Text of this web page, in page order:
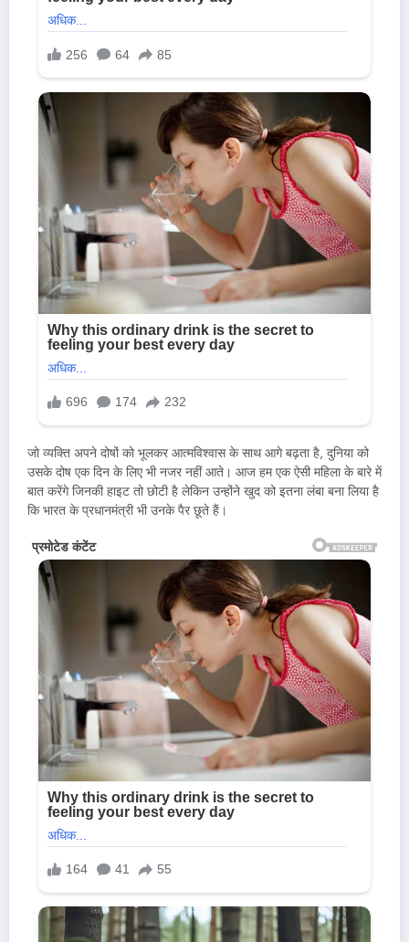
जो व्यक्ति अपने दोषों को भूलकर आत्मविश्वास के साथ आगे बढ़ता है, दुनिया को
उसके दोष एक दिन के लिए भी नजर नहीं आते। आज हम एक ऐसी महिला के बारे में
बात करेंगे जिनकी हाइट तो छोटी है लेकिन उन्होंने खुद को इतना लंबा बना लिया है
कि भारत के प्रधानमंत्री भी उनके पैर छूते हैं।